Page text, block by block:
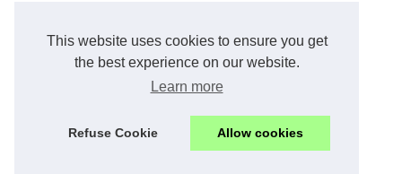
This website uses cookies to ensure you get
the best experience on our website.
Learn more
Refuse Cookie Allow cookies